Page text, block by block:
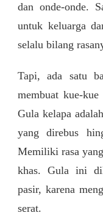
dan onde-onde.
untuk keluarga
selalu bilang
Tapi, ada satu
membuat kue-
Gula kelapa
yang direbus
Memiliki rasa
khas. Gula ini
pasir, karena
serat.